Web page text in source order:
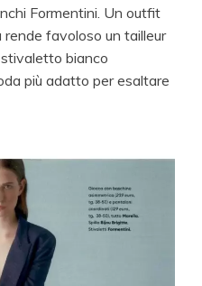
Formentini. Un outfit
rende favoloso un tailleur
stivaletto bianco
più adatto per esaltare